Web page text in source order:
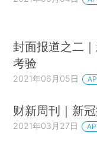
封面报道之二
考验
2021年06月05日
财新周刊｜新
2021年03月27日